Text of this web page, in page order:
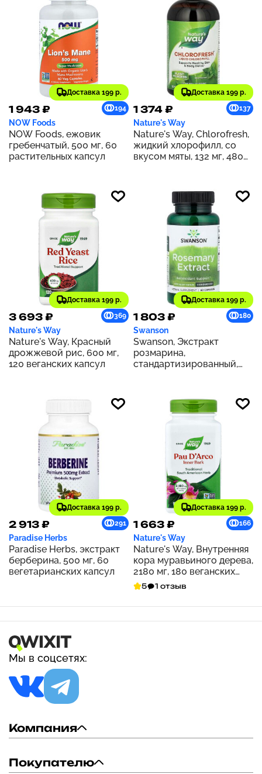
Доставка 199 р.
1 943 ₽ 194
NOW Foods
NOW Foods, ежовик
гребенчатый, 500 мг, 60
растительных капсул
Доставка 199 р.
1 374 ₽ 137
Nature's Way
Nature's Way, Chlorofresh,
жидкий хлорофилл, со
вкусом мяты, 132 мг, 480
Доставка 199 р.
3 693 ₽ 369
Nature's Way
Nature's Way, Красный
дрожжевой рис, 600 мг,
120 веганских капсул
Доставка 199 р.
1 803 ₽ 180
Swanson
Swanson, Экстракт
розмарина,
стандартизированный,
Доставка 199 р.
2 913 ₽ 291
Paradise Herbs
Paradise Herbs, экстракт
берберина, 500 мг, 60
вегетарианских капсул
Доставка 199 р.
1 663 ₽ 166
Nature's Way
Nature's Way, Внутренняя
кора муравьиного дерева,
2180 мг, 180 веганских
капсул (545 мг на капсулу)
5 1 отзыв
Мы в соцсетях:
Компания
Покупателю